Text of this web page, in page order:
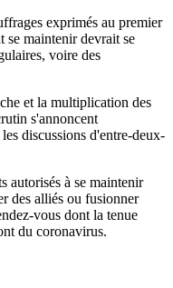
exprimés au premier
se maintenir devrait se
voire des
et la multiplication des
s'annoncent
discussions d'entre-deux-
autorisés à se maintenir
des alliés ou fusionner
vous dont la tenue
du coronavirus.